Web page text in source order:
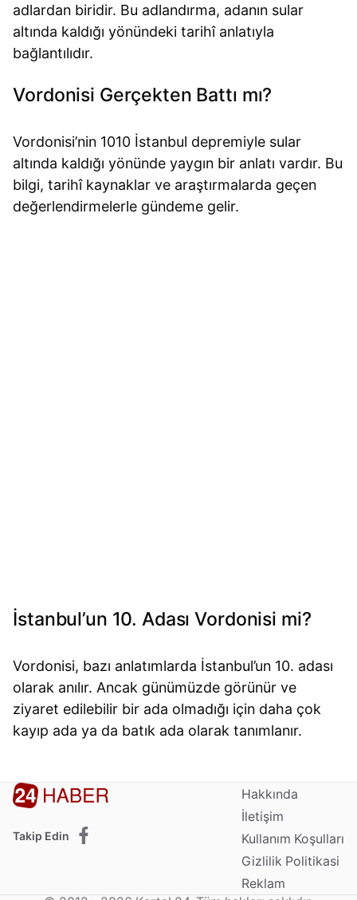
adlardan biridir. Bu adlandırma, adanın sular
altında kaldığı yönündeki tarihî anlatıyla
bağlantılıdır.
Vordonisi Gerçekten Battı mı?
Vordonisi’nin 1010 İstanbul depremiyle sular
altında kaldığı yönünde yaygın bir anlatı vardır. Bu
bilgi, tarihî kaynaklar ve araştırmalarda geçen
değerlendirmelerle gündeme gelir.
İstanbul’un 10. Adası Vordonisi mi?
Vordonisi, bazı anlatımlarda İstanbul’un 10. adası
olarak anılır. Ancak günümüzde görünür ve
ziyaret edilebilir bir ada olmadığı için daha çok
kayıp ada ya da batık ada olarak tanımlanır.
Takip Edin
Hakkında
İletişim
Kullanım Koşulları
Gizlilik Politikasi
Reklam